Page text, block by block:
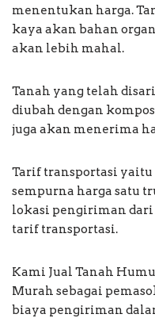
menentukan harga.
kaya akan bahan
akan lebih mahal.
Tanah yang telah
diubah dengan
juga akan menerima
Tarif transportasi
sempurna harga satu
lokasi pengiriman
tarif transportasi.
Kami Jual Tanah
Murah sebagai
biaya pengiriman